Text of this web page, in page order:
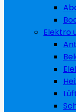
Elektro